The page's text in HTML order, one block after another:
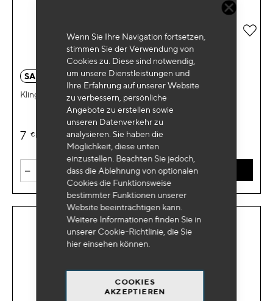
Wenn Sie Ihre Navigation fortsetzen,
stimmen Sie der Verwendung von
Cookies zu. Diese sind notwendig,
um unsere Dienstleistungen und
Ihre Erfahrung auf unserer Website
zu verbessern, persönliche
Angebote zu erstellen sowie
unseren Datenverkehr zu
analysieren. Sie haben die
Möglichkeit, diese unten
einzustellen. Beachten Sie jedoch,
dass die Ablehnung von optionalen
Cookies die Funktionsweise
bestimmter Funktionen unserer
Website beeinträchtigen kann.
Weitere Informationen finden Sie in
unserer Cookie-Richtlinie, die Sie
hiereinsehen können.
COOKIES
AKZEPTIEREN
SA 1470
Klinge 24 Zähne
7 €
- IN DEN WARENKORB
Zur